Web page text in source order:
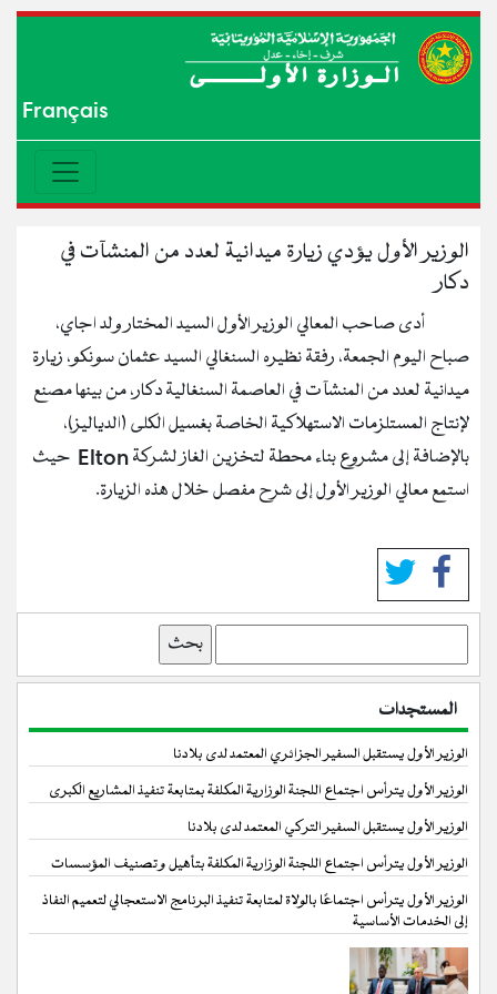
Français
الوزير الأول يؤدي زيارة ميدانية لعدد من المنشآت في
دكار
أدى صاحب المعالي الوزير الأول السيد المختار ولد اجاي،
صباح اليوم الجمعة، رفقة نظيره السنغالي السيد عثمان سونكو، زيارة
ميدانية لعدد من المنشآت في العاصمة السنغالية دكار، من بينها مصنع
لإنتاج المستلزمات الاستهلاكية الخاصة بغسيل الكلى (الدياليز)،
بالإضافة إلى مشروع بناء محطة لتخزين الغاز لشركة Elton حيث
استمع معالي الوزير الأول إلى شرح مفصل خلال هذه الزيارة.
المستجدات
الوزير الأول يستقبل السفير الجزائري المعتمد لدى بلادنا
الوزير الأول يترأس اجتماع اللجنة الوزارية المكلفة بمتابعة تنفيذ المشاريع الكبرى
الوزير الأول يستقبل السفير التركي المعتمد لدى بلادنا
الوزير الأول يترأس اجتماع اللجنة الوزارية المكلفة بتأهيل وتصنيف المؤسسات
الوزير الأول يترأس اجتماعًا بالولاة لمتابعة تنفيذ البرنامج الاستعجالي لتعميم النفاذ
إلى الخدمات الأساسية